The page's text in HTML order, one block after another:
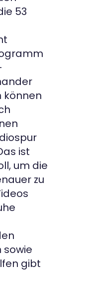
53
können
ist
um die
zu
gibt